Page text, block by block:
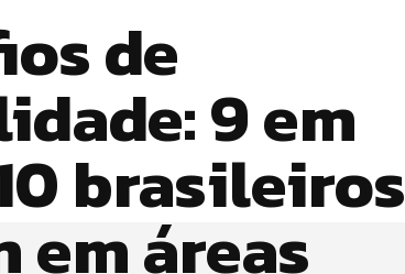
de
9 em
brasileiros
em áreas